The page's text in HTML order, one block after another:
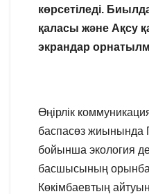
көрсетіледі.
қаласы және Ақсу
экрандар
Өңірлік
баспасөз жиынында
бойынша экология
басшысының
Көкімбаевтың